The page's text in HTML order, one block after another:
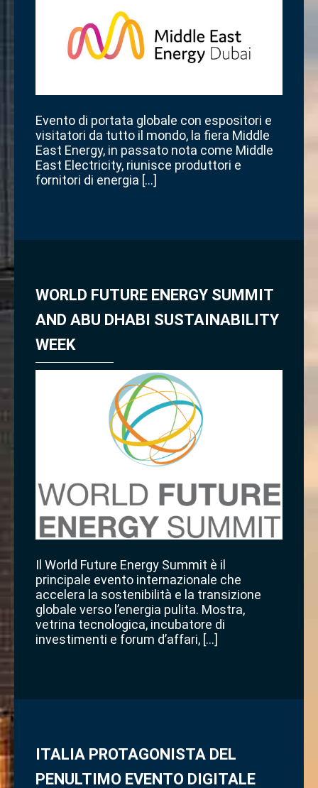
Evento di portata globale con espositori e
visitatori da tutto il mondo, la fiera Middle
East Energy, in passato nota come Middle
East Electricity, riunisce produttori e
fornitori di energia […]
WORLD FUTURE ENERGY SUMMIT
AND ABU DHABI SUSTAINABILITY
WEEK
Il World Future Energy Summit è il
principale evento internazionale che
accelera la sostenibilità e la transizione
globale verso l’energia pulita. Mostra,
vetrina tecnologica, incubatore di
investimenti e forum d’affari, […]
ITALIA PROTAGONISTA DEL
PENULTIMO EVENTO DIGITALE